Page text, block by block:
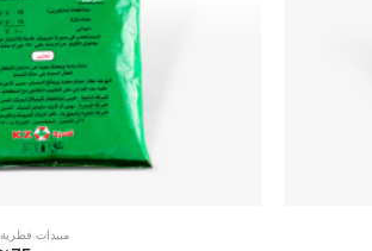
مبيدات فطرية